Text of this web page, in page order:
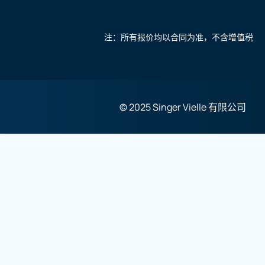
注：所有报价均以合同为准，不含增值税
© 2025 Singer Vielle 有限公司